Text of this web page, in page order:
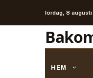
lördag, 8 augusti
HEM